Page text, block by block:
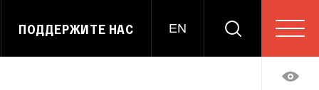
ПОДДЕРЖИТЕ НАС EN